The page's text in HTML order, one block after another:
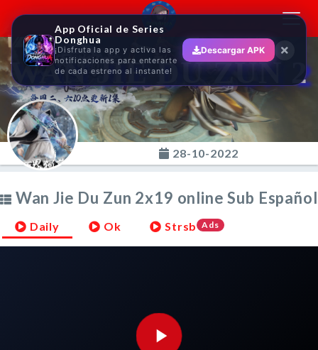
WAN JIE DU ZUN 2
28-10-2022
Wan Jie Du Zun 2x19 online Sub Español
Daily Ok Strsb Ads
App Oficial de Series
Donghua
¡Disfruta la app y activa las
notificaciones para enterarte
de cada estreno al instante!
Descargar APK